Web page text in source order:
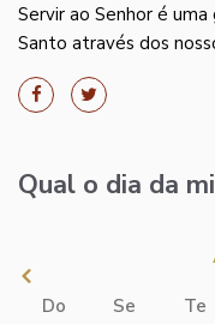
Servir ao Senhor é
Santo através dos
Qual o dia da
Do Se Te